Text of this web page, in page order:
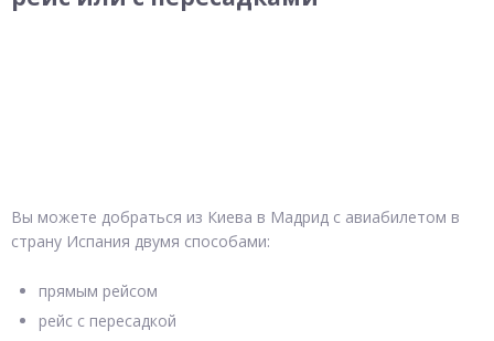
Вы можете добраться из Киева в Мадрид с авиабилетом в
страну Испания двумя способами:
прямым рейсом
рейс с пересадкой